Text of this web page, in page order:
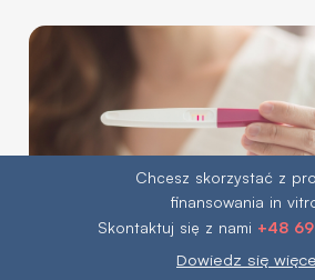
Chcesz skorzystać z
finansowania in
Skontaktuj się z nami +48
Dowiedz się